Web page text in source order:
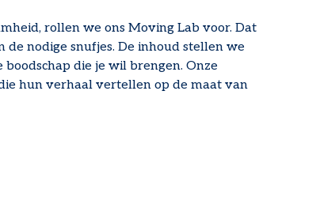
rollen we ons Moving Lab voor. Dat
de nodige snufjes. De inhoud stellen we
die je wil brengen. Onze
hun verhaal vertellen op de maat van